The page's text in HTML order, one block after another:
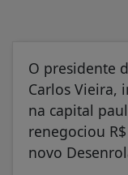
O presidente
Carlos Vieira,
na capital
renegociou
novo